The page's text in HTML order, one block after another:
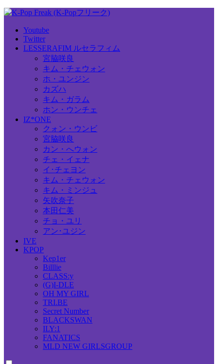
Youtube
Twitter
LESSERAFIM ルセラフィム
宮脇咲良
キム・チェウォン
ホ・ユンジン
カズハ
キム・ガラム
ホン・ウンチェ
IZ*ONE
クォン・ウンビ
宮脇咲良
カン・へウォン
チェ・イェナ
イ･チェヨン
キム・チェウォン
キム・ミンジュ
矢吹奈子
本田仁美
チョ・ユリ
アン･ユジン
IVE
KPOP
Kep1er
Billlie
CLASS:y
(G)I-DLE
OH MY GIRL
TRI.BE
Secret Number
BLACKSWAN
ILY:1
FANATICS
MLD NEW GIRLSGROUP